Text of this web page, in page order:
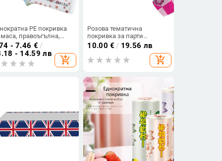
PE покривка
правоъгълна,
еднообразен,
налична
- 7.46 € /
- 14.59 лв
add_shopping_cart
Розова тематична
покривка за парти
Принцеса Сватба
Декорация за парти за
рожден ден Деца Момиче
Покривало за маса за
Консумативи за 1-ви
рожден ден
10.00 € / 19.56 лв
add_shopping_cart